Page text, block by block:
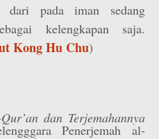
dari pada iman sedang
kelengkapan saja.
Kong Hu Chu)
dan Terjemahannya
Penerjemah al-